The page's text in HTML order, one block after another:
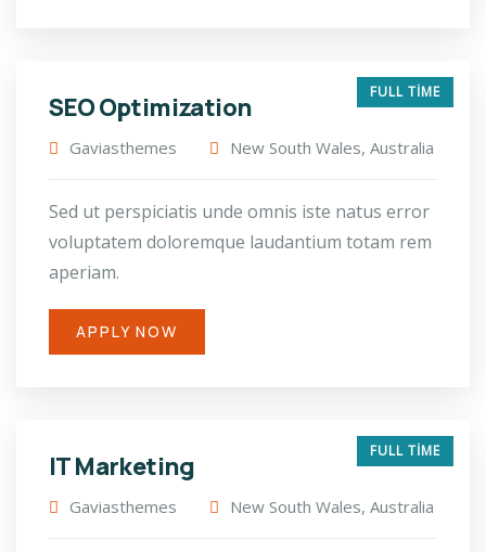
FULL TIME
SEO Optimization
Gaviasthemes New South Wales, Australia
Sed ut perspiciatis unde omnis iste natus error
voluptatem doloremque laudantium totam rem
aperiam.
APPLY NOW
FULL TIME
IT Marketing
Gaviasthemes New South Wales, Australia